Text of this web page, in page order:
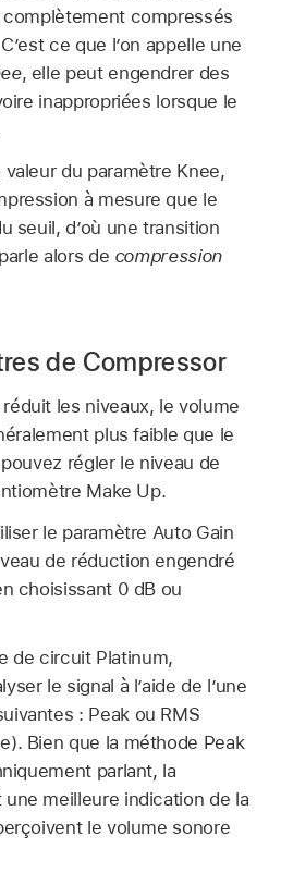
compressés
ce que l’on appelle une
, elle peut engendrer des
inappropriées lorsque le
du paramètre Knee,
à mesure que le
seuil, d’où une transition
alors de compression
de Compressor
les niveaux, le volume
plus faible que le
régler le niveau de
Make Up.
le paramètre Auto Gain
de réduction engendré
choisissant 0 dB ou
de circuit Platinum,
le signal à l’aide de l’une
: Peak ou RMS
Bien que la méthode Peak
parlant, la
meilleure indication de la
le volume sonore